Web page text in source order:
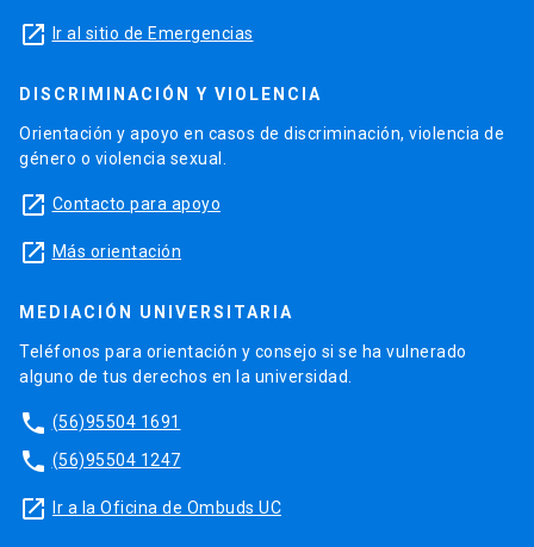
launch Ir al sitio de Emergencias
DISCRIMINACIÓN Y VIOLENCIA
Orientación y apoyo en casos de discriminación, violencia de
género o violencia sexual.
launch Contacto para apoyo
launch Más orientación
MEDIACIÓN UNIVERSITARIA
Teléfonos para orientación y consejo si se ha vulnerado
alguno de tus derechos en la universidad.
phone (56)95504 1691
phone (56)95504 1247
launch Ir a la Oficina de Ombuds UC